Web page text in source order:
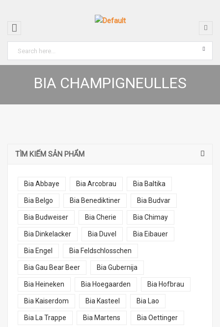
BIA CHAMPIGNEULLES
TÌM KIẾM SẢN PHẨM
Bia Abbaye Bia Arcobrau Bia Baltika
Bia Belgo Bia Benediktiner Bia Budvar
Bia Budweiser Bia Cherie Bia Chimay
Bia Dinkelacker Bia Duvel Bia Eibauer
Bia Engel Bia Feldschlosschen
Bia Gau Bear Beer Bia Gubernija
Bia Heineken Bia Hoegaarden Bia Hofbrau
Bia Kaiserdom Bia Kasteel Bia Lao
Bia La Trappe Bia Martens Bia Oettinger